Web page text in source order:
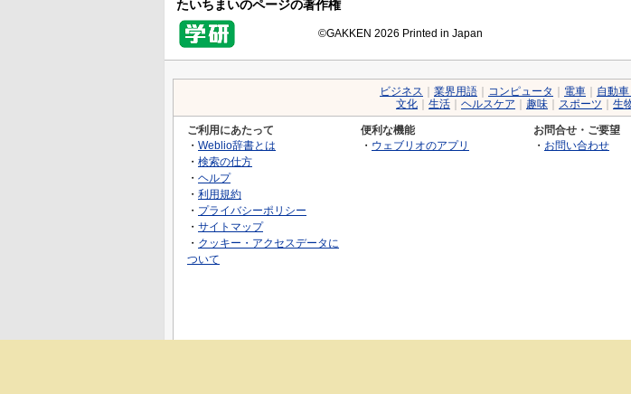
たいちまいのページの著作権
©GAKKEN 2026 Printed in Japan
ビジネス 業界用語 コンピュータ 電車 自動車
文化
生活 ヘルスケア 趣味 スポーツ 生
ご利用にあたって
・ Weblio辞書とは
・ 検索の仕方
・ ヘルプ
・ 利用規約
・ プライバシーポリシー
・ サイトマップ
・ クッキー・アクセスデータに
ついて
便利な機能
・ ウェブリオのアプリ
お問合せ・ご要望
・ お問い合わせ